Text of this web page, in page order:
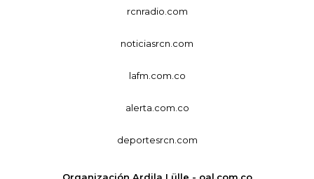
rcnradio.com
noticiasrcn.com
lafm.com.co
alerta.com.co
deportesrcn.com